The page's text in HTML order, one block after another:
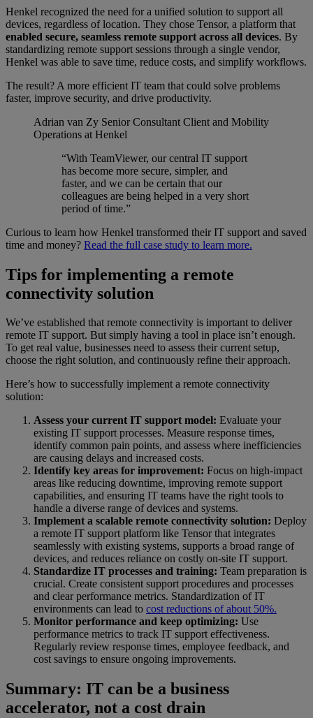
Henkel recognized the need for a unified solution to support all
devices, regardless of location. They chose Tensor, a platform that
enabled secure, seamless remote support across all devices. By
standardizing remote support sessions through a single vendor,
Henkel was able to save time, reduce costs, and simplify workflows.
The result? A more efficient IT team that could solve problems
faster, improve security, and drive productivity.
Adrian van Zy Senior Consultant Client and Mobility
Operations at Henkel
“With TeamViewer, our central IT support
has become more secure, simpler, and
faster, and we can be certain that our
colleagues are being helped in a very short
period of time.”
Curious to learn how Henkel transformed their IT support and saved
time and money? Read the full case study to learn more.
Tips for implementing a remote
connectivity solution
We’ve established that remote connectivity is important to deliver
remote IT support. But simply having a tool in place isn’t enough.
To get real value, businesses need to assess their current setup,
choose the right solution, and continuously refine their approach.
Here’s how to successfully implement a remote connectivity
solution:
Assess your current IT support model: Evaluate your
existing IT support processes. Measure response times,
identify common pain points, and assess where inefficiencies
are causing delays and increased costs.
Identify key areas for improvement: Focus on high-impact
areas like reducing downtime, improving remote support
capabilities, and ensuring IT teams have the right tools to
handle a diverse range of devices and systems.
Implement a scalable remote connectivity solution: Deploy
a remote IT support platform like Tensor that integrates
seamlessly with existing systems, supports a broad range of
devices, and reduces reliance on costly on-site IT support.
Standardize IT processes and training: Team preparation is
crucial. Create consistent support procedures and processes
and clear performance metrics. Standardization of IT
environments can lead to cost reductions of about 50%.
Monitor performance and keep optimizing: Use
performance metrics to track IT support effectiveness.
Regularly review response times, employee feedback, and
cost savings to ensure ongoing improvements.
Summary: IT can be a business
accelerator, not a cost drain